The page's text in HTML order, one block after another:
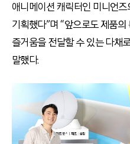
애니메이션 캐릭터인 미니언
기획했다”며 “앞으로도 제품
즐거움을 전달할 수 있는 다채
말했다.